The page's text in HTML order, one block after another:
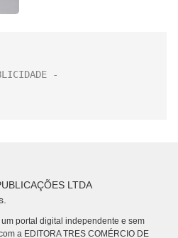
LTDA
um portal digital independente e sem
a EDITORA TRES COMÉRCIO DE